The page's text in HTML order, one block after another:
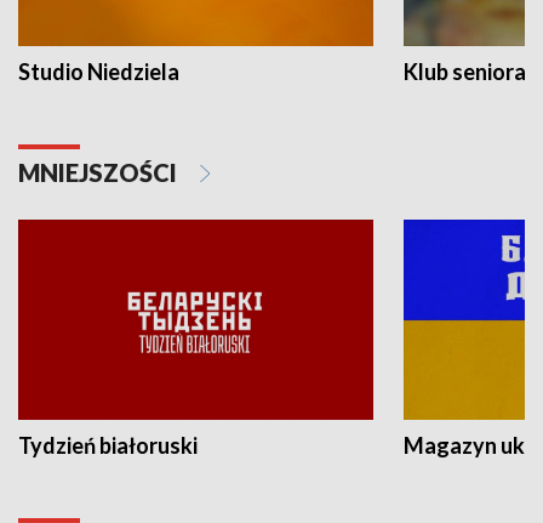
Studio Niedziela Klub seniora
MNIEJSZOŚCI
Tydzień białoruski Magazyn